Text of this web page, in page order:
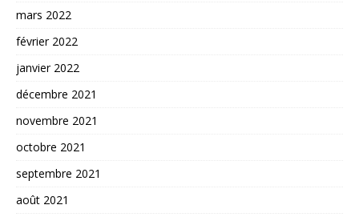
mars 2022
février 2022
janvier 2022
décembre 2021
novembre 2021
octobre 2021
septembre 2021
août 2021